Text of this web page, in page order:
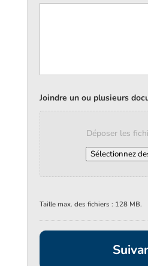
Joindre un ou plusieurs
Déposer les
Sélectionnez
Taille max. des fichiers : 128 MB.